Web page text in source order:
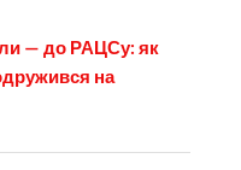
— до РАЦСу: як
на